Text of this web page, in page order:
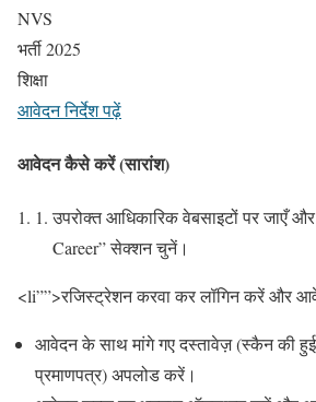
NVS
भर्ती 2025
शिक्षा
आवेदन निर्देश पढ़ें
आवेदन कैसे करें (सारांश)
उपरोक्त आधिकारिक वेबसाइटों पर जाएँ
Career” सेक्शन चुनें।
<li””>रजिस्ट्रेशन करवा कर लॉगिन करें और
आवेदन के साथ मांगे गए दस्तावेज़ (स्कैन की हुई
प्रमाणपत्र) अपलोड करें।